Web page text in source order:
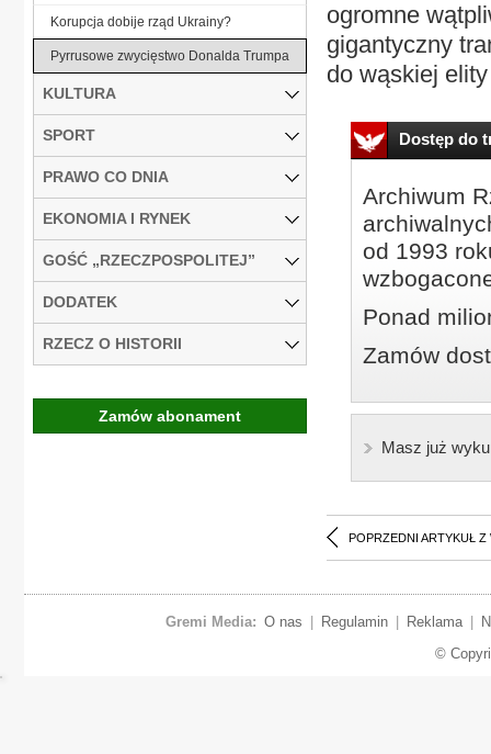
ogromne
gigantyczny
do wąskiej
Dostęp do
Archiwum
od 1993
Ponad
Zamów
Masz już
POPRZEDNI ARTYKUŁ Z
Korupcja dobije rząd Ukrainy?
Pyrrusowe zwycięstwo Donalda Trumpa
KULTURA
SPORT
PRAWO CO DNIA
EKONOMIA I RYNEK
GOŚĆ „RZECZPOSPOLITEJ”
DODATEK
RZECZ O HISTORII
Zamów abonament
Gremi Media: O nas Regulamin Reklama
©